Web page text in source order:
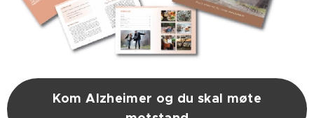
Kom Alzheimer og du skal møte